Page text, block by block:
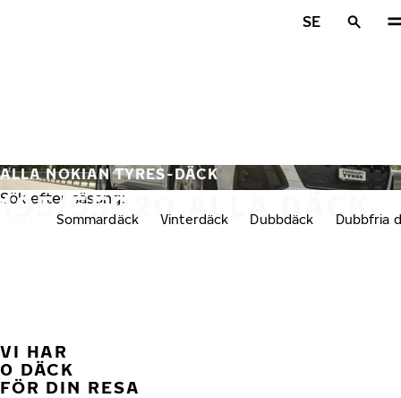
SE
195/55R20 ALLA DÄCK
ALLA NOKIAN TYRES-DÄCK
Sök efter säsong:
Sommardäck Vinterdäck Dubbdäck Dubbfria
VI HAR
0 DÄCK
FÖR DIN RESA